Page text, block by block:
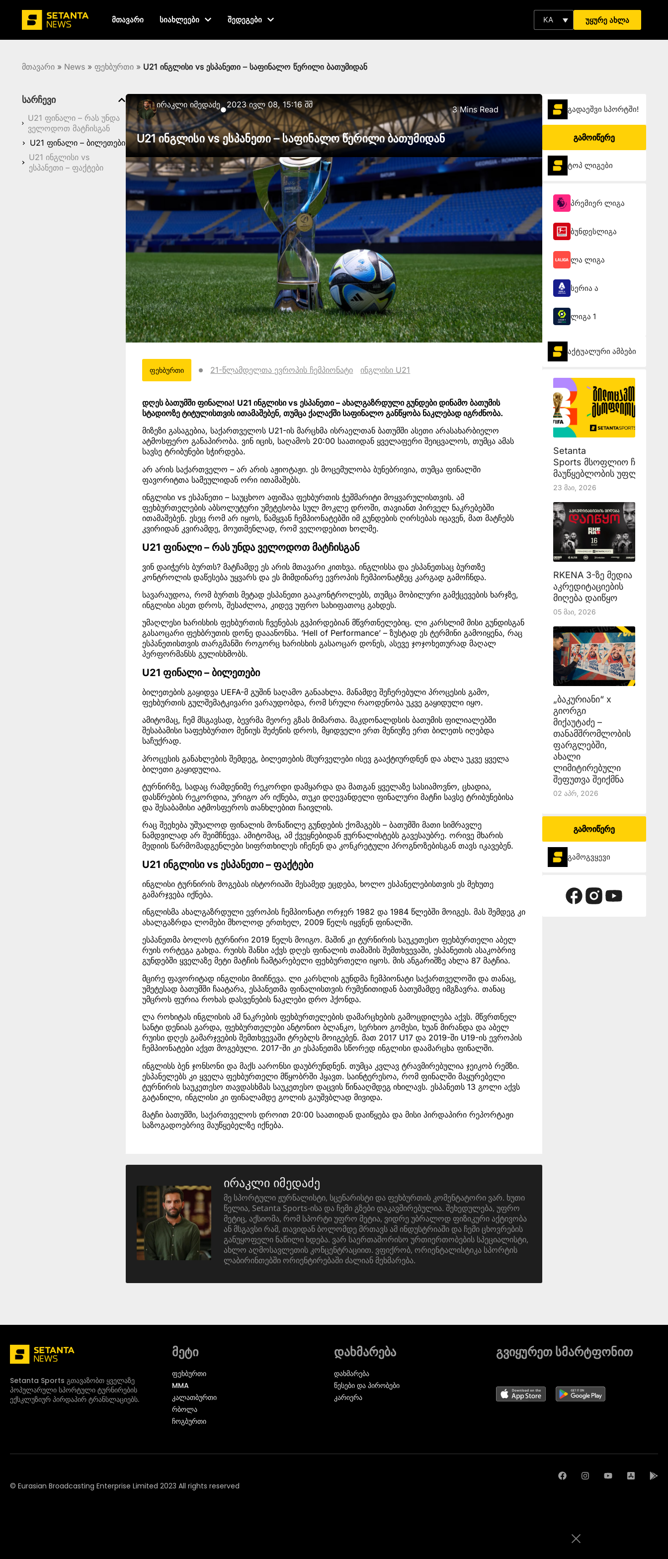
მთავარი სიახლეები შედეგები KA უყურე ახლა
მთავარი » News » ფეხბურთი » U21 ინგლისი vs ესპანეთი – საფინალო წერილი ბათუმიდან
სარჩევი
U21 ფინალი – რას უნდა
ველოდოთ მატჩისგან
U21 ფინალი – ბილეთები
U21 ინგლისი vs
ესპანეთი – ფაქტები
Ირაკლი Იმედაძე●2023 ივლ 08, 15:16 შშ 3 Mins Read
U21 ინგლისი vs ესპანეთი – საფინალო წერილი ბათუმიდან
ფეხბურთი 21-წლამდელთა ევროპის ჩემპიონატი ინგლისი U21
დღეს ბათუმში ფინალია! U21 ინგლისი vs ესპანეთი – ახალგაზრდული გუნდები დინამო ბათუმის
სტადიოზე ტიტულისთვის ითამაშებენ, თუმცა ქალაქში საფინალო განწყობა ნაკლებად იგრძნობა.
მიზეზი გასაგებია, საქართველოს U21-ის მარცხმა ისრაელთან ბათუმში ასეთი არასახარბიელო
ატმოსფერო განაპირობა. ვინ იცის, საღამოს 20:00 საათიდან ყველაფერი შეიცვალოს, თუმცა ამას
სავსე ტრიბუნები სჭირდება.
არ არის საქართველო – არ არის აჟიოტაჟი. ეს მოცემულობა ბუნებრივია, თუმცა ფინალში
ფავორიტთა სამეულიდან ორი ითამაშებს.
ინგლისი vs ესპანეთი – საუცხოო აფიშაა ფეხბურთის ჭეშმარიტი მოყვარულისთვის. ამ
ფეხბურთელების აბსოლუტური უმეტესობა სულ მოკლე დროში, თავიანთ პირველ ნაკრებებში
ითამაშებენ. ესეც რომ არ იყოს, წამყვან ჩემპიონატებში იმ გუნდების ღირსებას იცავენ, მათ მატჩებს
კვირიდან კვირამდე, მოუთმენლად, რომ ველოდებით ხოლმე.
U21 ფინალი – რას უნდა ველოდოთ მატჩისგან
ვინ დაიჭერს ბურთს? მატჩამდე ეს არის მთავარი კითხვა. ინგლისსა და ესპანეთსაც ბურთზე
კონტროლის დაწესება უყვარს და ეს მიმდინარე ევროპის ჩემპიონატზეც კარგად გამოჩნდა.
სავარაუდოა, რომ ბურთს მეტად ესპანეთი გააკონტროლებს, თუმცა მობილური გამქცევების ხარჯზე,
ინგლისი ასეთ დროს, შესაძლოა, კიდევ უფრო სახიფათოც გახდეს.
უმაღლესი ხარისხის ფეხბურთის ჩვენებას გვპირდებიან მწვრთნელებიც. ლი კარსლიმ მისი გუნდისგან
გასაოცარი ფეხბრუთის დონე დააანონსა. ‘Hell of Performance’ – ზუსტად ეს ტერმინი გამოიყენა, რაც
ესპანეთისთვის თარგმანში როგორც ხარისხის გასაოცარ დონეს, ასევე ჯოჯოხეთურად მაღალ
პერფორმანსს გულისხმობს.
U21 ფინალი – ბილეთები
ბილეთების გაყიდვა UEFA-მ გუშინ საღამო განაახლა. მანამდე შეჩერებული პროცესის გამო,
ფეხბურთის გულშემატკივარი ვარაუდობდა, რომ სრული რაოდენობა უკვე გაყიდული იყო.
ამიტომაც, ჩემ მსგავსად, ბევრმა მეორე გზას მიმართა. მაკდონალდსის ბათუმის ფილიალებში
შესაბამისი საფეხბურთო მენიუს შეძენის დროს, მყიდველი ერთ მენიუზე ერთ ბილეთს იღებდა
საჩუქრად.
პროცესის განახლების შემდეგ, ბილეთების მსურველები ისევ გააქტიურდნენ და ახლა უკვე ყველა
ბილეთი გაყიდულია.
ტურნირზე, სადაც რამდენიმე რეკორდი დამყარდა და მათგან ყველაზე სასიამოვნო, ცხადია,
დასწრების რეკორდია, ურიგო არ იქნება, თუკი დღევანდელი ფინალური მატჩი სავსე ტრიბუნებისა
და შესაბამისი ატმოსფეროს თანხლებით ჩაივლის.
რაც შეეხება უშუალოდ ფინალის მონაწილე გუნდების ქომაგებს – ბათუმში მათი სიმრავლე
ნამდვილად არ შეიმჩნევა. ამიტომაც, ამ ქვეყნებიდან ჟურნალისტებს გავესაუბრე. ორივე მხარის
მედიის წარმომადგენლები სიფრთხილეს იჩენენ და კონკრეტული პროგნოზებისგან თავს იკავებენ.
U21 ინგლისი vs ესპანეთი – ფაქტები
ინგლისი ტურნირის მოგებას ისტორიაში მესამედ ეცდება, ხოლო ესპანელებისთვის ეს მეხუთე
გამარჯვება იქნება.
ინგლისმა ახალგაზრდული ევროპის ჩემპიონატი ორჯერ 1982 და 1984 წლებში მოიგეს. მას შემდეგ კი
ახალგაზრდა ლომები მხოლოდ ერთხელ, 2009 წელს იყვნენ ფინალში.
ესპანეთმა ბოლოს ტურნირი 2019 წელს მოიგო. მაშინ კი ტურნირის საუკეთესო ფეხბურთელი აბელ
რუის ორტეგა გახდა. რუისს შანსი აქვს დღეს ფინალის თამაშის შემთხვევაში, ესპანეთის ასაკობრივ
გუნდებში ყველაზე მეტი მატჩის ჩამტარებელი ფეხბურთელი იყოს. მის ანგარიშზე ახლა 87 მატჩია.
მცირე ფავორიტად ინგლისი მიიჩნევა. ლი კარსლის გუნდმა ჩემპიონატი საქართველოში და თანაც,
უმეტესად ბათუმში ჩაატარა, ესპანეთმა ფინალისთვის რუმენითიდან ბათუმამდე იმგზავრა. თანაც
უმცროს ფურია როხას დასვენების ნაკლები დრო ჰქონდა.
ლა როხიტას ინგლისის ამ ნაკრების ფეხბურთელების დამარცხების გამოცდილება აქვს. მწვრთნელ
სანტი დენიას გარდა, ფეხბურთელები ანტონიო ბლანკო, სერხიო გომესი, ხუან მირანდა და აბელ
რუისი დღეს გამარჯვების შემთხვევაში ტრებლს მოიგებენ. მათ 2017 U17 და 2019-ში U19-ის ევროპის
ჩემპიონატები აქვთ მოგებული. 2017-ში კი ესპანეთმა სწორედ ინგლისი დაამარცხა ფინალში.
ინგლისს ბენ ჯონსონი და მაქს აარონსი დაუბრუნდნენ. თუმცა კვლავ ტრავმირებულია ჯეიკობ რემზი.
ესპანელებს კი ყველა ფეხბურთელი მწყობრში ჰყავთ. საინტერესოა, რომ ფინალში მაყურებელი
ტურნირის საუკეთესო თავდასხმას საუკეთესო დაცვის წინააღმდეგ იხილავს. ესპანეთს 13 გოლი აქვს
გატანილი, ინგლისი კი ფინალამდე გოლის გაუშვბლად მივიდა.
მატჩი ბათუმში, საქართველოს დროით 20:00 საათიდან დაიწყება და მისი პირდაპირი რეპორტაჟი
საზოგადოებრივ მაუწყებელზე იქნება.
ირაკლი იმედაძე
მე სპორტული ჟურნალისტი, სცენარისტი და ფეხბურთის კომენტატორი ვარ. ხუთი
წელია, Setanta Sports-ისა და ჩემი გზები დაკავშირებულია. შეხედულება, უფრო
მეტიც, აქსიომა, რომ სპორტი უფრო მეტია, ვიდრე უბრალოდ ფიზიკური აქტივობა
ან მსგავსი რამ, თავიდან ბოლომდე მრთავს ამ ინდუსტრიაში და ჩემი ცხოვრების
განუყოფელი ნაწილი ხდება. ვარ საერთაშორისო ურთიერთობების სპეციალისტი,
ახლო აღმოსავლეთის კონცენტრაციით. ვფიქრობ, ორიენტალისტიკა სპორტის
ლაბირინთებში ორიენტირებაში ძალიან მეხმარება.
გადაეშვი სპორტში!
გამოიწერე
ტოპ ლიგები
პრემიერ ლიგა
ბუნდესლიგა
ლა ლიგა
სერია ა
ლიგა 1
აქტუალური ამბები
Setanta
Sports მსოფლიო
მაუწყებლობის უფლებას
23 Მაი, 2026
RKENA 3-ზე მედია
აკრედიტაციების
მიღება დაიწყო
05 Მაი, 2026
„ბაკურიანი“ x
გიორგი
მიქაუტაძე –
თანამშრომლობის
ფარგლებში,
ახალი
ლიმიტირებული
შეფუთვა შეიქმნა
02 Აპრ, 2026
გამოიწერე
გამოგვყევი
Setanta Sports გთავაზობთ ყველაზე
პოპულარული სპორტული ტურნირების
ექსკლუზიურ პირდაპირ ტრანსლაციებს.
მეტი
ᲤᲔᲮᲑᲣᲠᲗᲘ
MMA
ᲙᲐᲚᲐᲗᲑᲣᲠᲗᲘ
ᲠᲑᲝᲚᲐ
ᲩᲝᲒᲑᲣᲠᲗᲘ
დახმარება
დახმარება
წესები და პირობები
კარიერა
გვიყურეთ სმარტფონით
© Eurasian Broadcasting Enterprise Limited 2023 All rights reserved